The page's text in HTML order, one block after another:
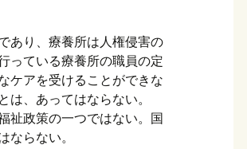
あり、療養所は人権侵害の
っている療養所の職員の定
ケアを受けることができな
、あってはならない。
祉政策の一つではない。国
らない。